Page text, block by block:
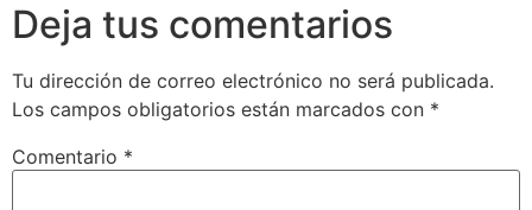
Deja tus comentarios
Tu dirección de correo electrónico no será publicada.
Los campos obligatorios están marcados con *
Comentario *